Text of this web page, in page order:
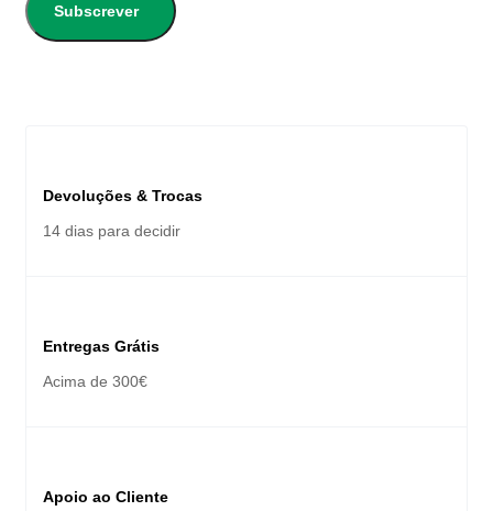
Subscrever
Devoluções & Trocas
14 dias para decidir
Entregas Grátis
Acima de 300€
Apoio ao Cliente